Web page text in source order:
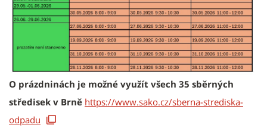
O prázdninách je možné využít všech 35 sběrných
středisek v Brně https://www.sako.cz/sberna-strediska-
odpadu